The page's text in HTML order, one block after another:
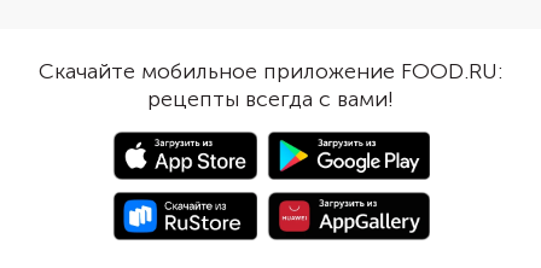
измельченных хлопьях, чтобы при
обжарке она покрылась
аппетитной хрустящей корочкой.
жарки остается
перебьет вкус других
ингредиентов.
Скачайте мобильное приложение FOOD.RU:
рецепты всегда с вами!